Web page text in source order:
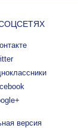
версия